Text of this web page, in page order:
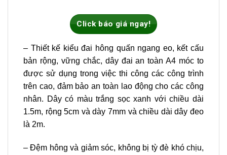
Click báo giá ngay!
– Thiết kế kiểu đai hông quấn ngang eo, kết cấu
bản rộng, vững chắc, dây đai an toàn A4 móc to
được sử dụng trong việc thi công các công trình
trên cao, đảm bảo an toàn lao động cho các công
nhân. Dây có màu trắng sọc xanh với chiều dài
1.5m, rộng 5cm và dày 7mm và chiều dài dây đeo
là 2m.
– Đệm hông và giảm sóc, không bị tỳ đè khó chịu,